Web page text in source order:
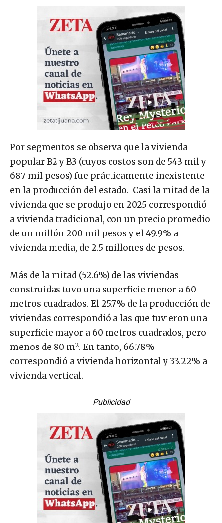
Por segmentos se observa que la vivienda
popular B2 y B3 (cuyos costos son de 543 mil y
687 mil pesos) fue prácticamente inexistente
en la producción del estado. Casi la mitad de la
vivienda que se produjo en 2025 correspondió
a vivienda tradicional, con un precio promedio
de un millón 200 mil pesos y el 49.9% a
vivienda media, de 2.5 millones de pesos.
Más de la mitad (52.6%) de las viviendas
construidas tuvo una superficie menor a 60
metros cuadrados. El 25.7% de la producción de
viviendas correspondió a las que tuvieron una
superficie mayor a 60 metros cuadrados, pero
menos de 80 m2. En tanto, 66.78%
correspondió a vivienda horizontal y 33.22% a
vivienda vertical.
Publicidad